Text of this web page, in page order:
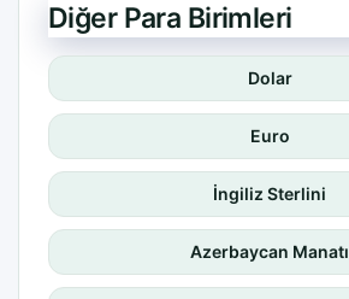
Diğer Para Birimleri
Dolar
Euro
İngiliz Sterlini
Azerbaycan Manatı